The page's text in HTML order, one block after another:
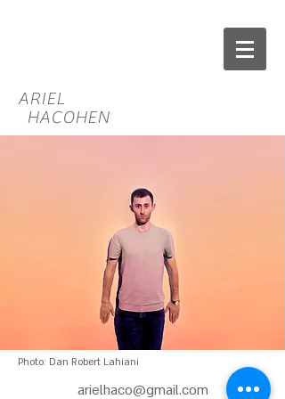
ARIEL
HACOHEN
Photo: Dan Robert Lahiani
arielhaco@gmail.com